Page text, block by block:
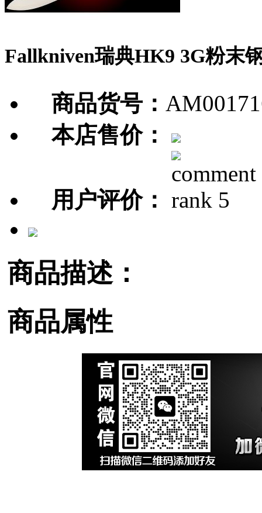
Fallkniven瑞典HK9 3G粉末
商品货号：
本店售价：
用户评价：
商品描述：
商品属性